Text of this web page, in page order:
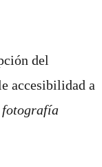
del
accesibilidad a
fotografía